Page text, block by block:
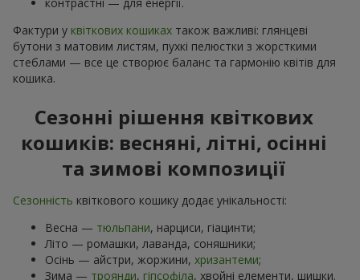
Фактури у квіткових кошиках також важливі: глянцеві
бутони з матовим листям, пухкі пелюстки з жорсткими
стеблами — все це створює баланс та гармонію квітів для
кошика.
Сезонні рішення квіткових
кошиків: весняні, літні, осінні
та зимові композиції
Сезонність квіткового кошику додає унікальності:
Весна — тюльпани, нарциси, гіацинти;
Літо — ромашки, лаванда, соняшники;
Осінь — айстри, жоржини, хризантеми;
Зима — троянди, гіпсофіла, хвойні елементи, шишки.